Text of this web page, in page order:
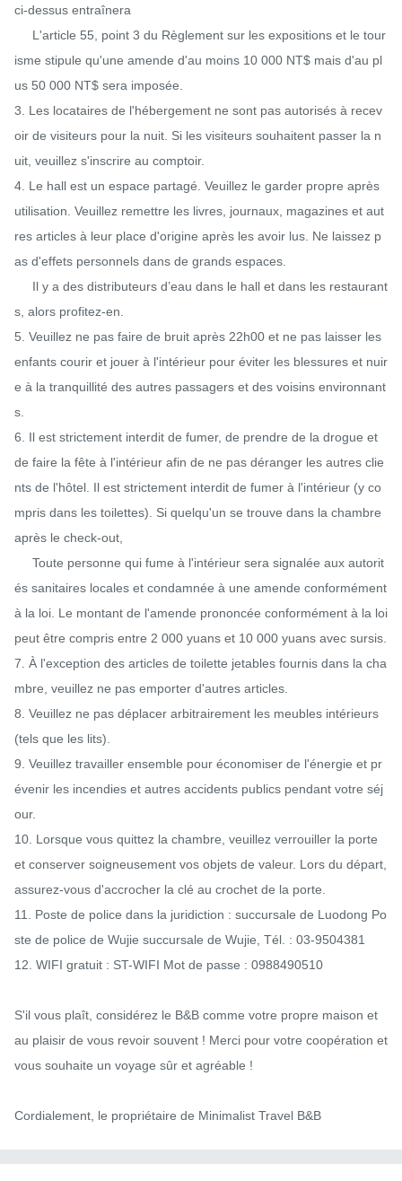
ci-dessus entraînera
isme stipule qu'une amende d'au moins 10 000 NT$ mais d'au pl
us 50 000 NT$ sera imposée.
3. Les locataires de l'hébergement ne sont pas autorisés à recev
oir de visiteurs pour la nuit. Si les visiteurs souhaitent passer la n
uit, veuillez s'inscrire au comptoir.
4. Le hall est un espace partagé. Veuillez le garder propre après
utilisation. Veuillez remettre les livres, journaux, magazines et aut
res articles à leur place d'origine après les avoir lus. Ne laissez p
as d'effets personnels dans de grands espaces.
s, alors profitez-en.
5. Veuillez ne pas faire de bruit après 22h00 et ne pas laisser les
enfants courir et jouer à l'intérieur pour éviter les blessures et nuir
e à la tranquillité des autres passagers et des voisins environnant
s.
6. Il est strictement interdit de fumer, de prendre de la drogue et
de faire la fête à l'intérieur afin de ne pas déranger les autres clie
nts de l'hôtel. Il est strictement interdit de fumer à l'intérieur (y co
mpris dans les toilettes). Si quelqu'un se trouve dans la chambre
après le check-out,
és sanitaires locales et condamnée à une amende conformément
à la loi. Le montant de l'amende prononcée conformément à la loi
peut être compris entre 2 000 yuans et 10 000 yuans avec sursis.
7. À l'exception des articles de toilette jetables fournis dans la cha
mbre, veuillez ne pas emporter d'autres articles.
8. Veuillez ne pas déplacer arbitrairement les meubles intérieurs
(tels que les lits).
9. Veuillez travailler ensemble pour économiser de l'énergie et pr
évenir les incendies et autres accidents publics pendant votre séj
our.
10. Lorsque vous quittez la chambre, veuillez verrouiller la porte
et conserver soigneusement vos objets de valeur. Lors du départ,
assurez-vous d'accrocher la clé au crochet de la porte.
11. Poste de police dans la juridiction : succursale de Luodong Po
ste de police de Wujie succursale de Wujie, Tél. : 03-9504381
12. WIFI gratuit : ST-WIFI Mot de passe : 0988490510
S'il vous plaît, considérez le B&B comme votre propre maison et
au plaisir de vous revoir souvent ! Merci pour votre coopération et
vous souhaite un voyage sûr et agréable !
Cordialement, le propriétaire de Minimalist Travel B&B